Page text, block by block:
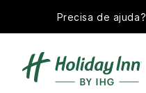
Precisa de ajuda?